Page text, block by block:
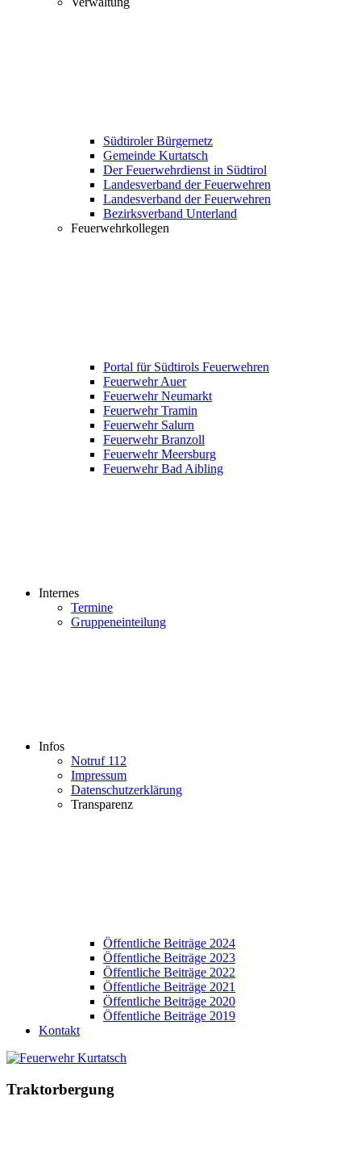
Südtiroler Bürgernetz
Gemeinde Kurtatsch
Der Feuerwehrdienst in Südtirol
Landesverband der Feuerwehren
Landesverband der Feuerwehren
Bezirksverband Unterland
Feuerwehrkollegen
Portal für Südtirols Feuerwehren
Feuerwehr Auer
Feuerwehr Neumarkt
Feuerwehr Tramin
Feuerwehr Salurn
Feuerwehr Branzoll
Feuerwehr Meersburg
Feuerwehr Bad Aibling
Internes
Termine
Gruppeneinteilung
Infos
Notruf 112
Impressum
Datenschutzerklärung
Transparenz
Öffentliche Beiträge 2024
Öffentliche Beiträge 2023
Öffentliche Beiträge 2022
Öffentliche Beiträge 2021
Öffentliche Beiträge 2020
Öffentliche Beiträge 2019
Kontakt
Traktorbergung